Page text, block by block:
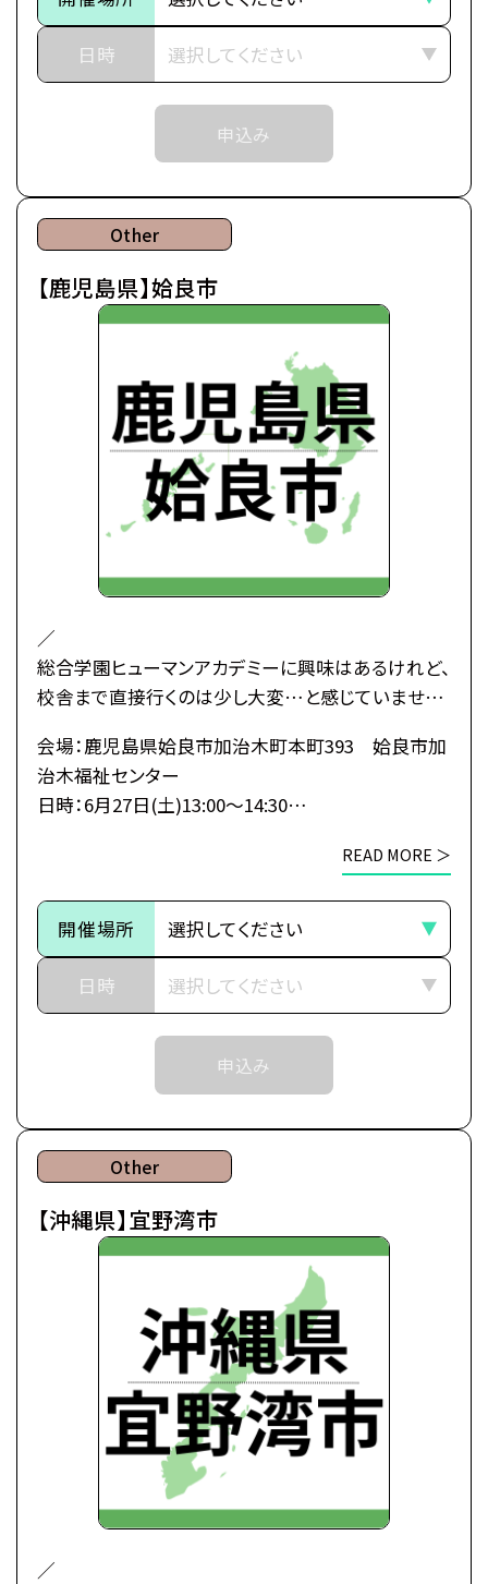
▼出張オープンキャンパスに参加したら知れること
・カレッジ・専攻紹介
・シラバス・カリキュラム説明
・体験授業（アフレコ体験）
・学費・奨学金相談
・卒業後の進路 な
師・職員が担当いたします。
開催場所は「那覇校」を選択してください。
②入学をご検討の方が対象のイベントとなります。
③各回定員に限りがございます。定員数は校舎毎に
異なります。
そのため、ご予約状況により、抽選等の対応をさせ
ていただく場合がございます。
④当日ご参加いただける方には校舎の職員より予約
それまでは予約完了しておりませんので予めご了
承ください。
日時
申込み
Other
【鹿児島県】姶良市
／
総合学園ヒューマンアカデミーに興味はあるけれど、
校舎まで直接行くのは少し大変…と感じていません
そんな皆さんのために、私たちがあなたの街へ伺い
ます！
1日でヒューマンのすべてがわかる特別なオープンキ
ャンパスです。
▼出張オープンキャンパスに参加したら知れること
・カレッジ・専攻紹介
・シラバス・カリキュラム説明
・体験授業（アフレコ体験）
・学費・奨学金相談
・卒業後の進路 な
会場：鹿児島県姶良市加治木町本町393 姶良市加
治木福祉センター
日時：6月27日(土)13:00～14:30
①姶良市での出張オープンキャンパスは鹿児島校講
師・職員が担当いたします。
開催場所は「鹿児島校」を選択してください。
②入学をご検討の方が対象のイベントとなります。
③各回定員に限りがございます。定員数は校舎毎に
異なります。
そのため、ご予約状況により、抽選等の対応をさせ
ていただく場合がございます。
④当日ご参加いただける方には校舎の職員より予約
それまでは予約完了しておりませんので予めご了
READ MORE ＞
開催場所
日時
申込み
Other
【沖縄県】宜野湾市
／